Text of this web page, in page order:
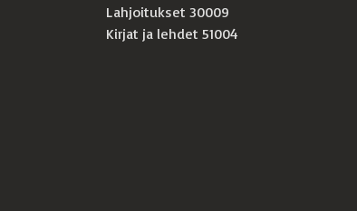
Lahjoitukset 30009
Kirjat ja lehdet 51004